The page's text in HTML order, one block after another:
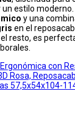
estilo moderno.
y una
en el
resto, es